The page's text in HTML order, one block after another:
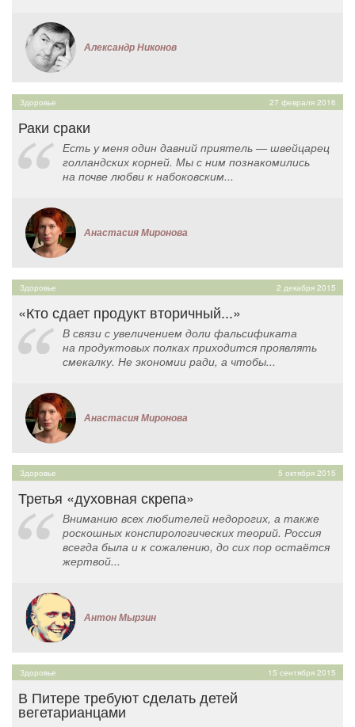
Александр Никонов
Здоровье 27 февраля 2016
Раки сраки
Есть у меня один давний приятель — швейцарец
голландских корней. Мы с ним познакомились
на почве любви к набоковским...
Анастасия Миронова
Здоровье 2 декабря 2015
«Кто сдает продукт вторичный...»
В связи с увеличением доли фальсификата
на продуктовых полках приходится проявлять
смекалку. Не экономии ради, а чтобы...
Анастасия Миронова
Здоровье 5 октября 2015
Третья «духовная скрепа»
Вниманию всех любителей недорогих, а также
роскошных конспирологических теорий. Россия
всегда была и к сожалению, до сих пор остаётся
жертвой...
Антон Мырзин
Здоровье 15 сентября 2015
В Питере требуют сделать детей
вегетарианцами